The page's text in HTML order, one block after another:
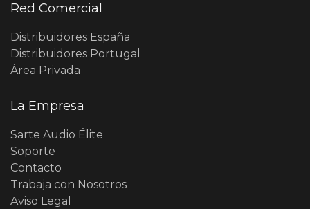
Red Comercial
Distribuidores España
Distribuidores Portugal
Área Privada
La Empresa
Sarte Audio Élite
Soporte
Contacto
Trabaja con Nosotros
Aviso Legal